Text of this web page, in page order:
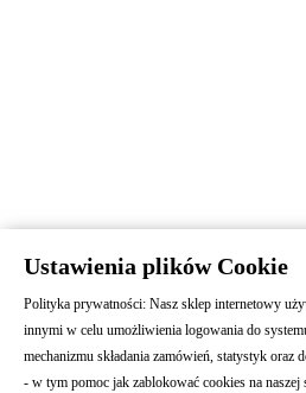
Ustawienia plików Cookie
Polityka prywatności: Nasz sklep internetowy
innymi w celu umożliwienia logowania do
mechanizmu składania zamówień, statystyk
- w tym pomoc jak zablokować cookies na